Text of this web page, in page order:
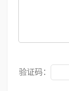
验证码：